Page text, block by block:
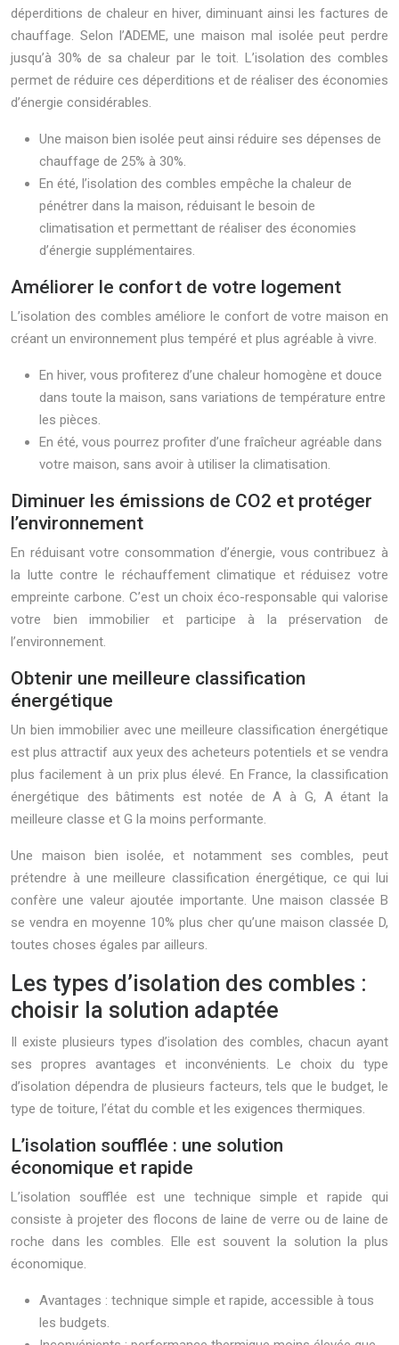
déperditions de chaleur en hiver, diminuant ainsi les factures de
chauffage. Selon l’ADEME, une maison mal isolée peut perdre
jusqu’à 30% de sa chaleur par le toit. L’isolation des combles
permet de réduire ces déperditions et de réaliser des économies
d’énergie considérables.
Une maison bien isolée peut ainsi réduire ses dépenses de
chauffage de 25% à 30%.
En été, l’isolation des combles empêche la chaleur de
pénétrer dans la maison, réduisant le besoin de
climatisation et permettant de réaliser des économies
d’énergie supplémentaires.
Améliorer le confort de votre logement
L’isolation des combles améliore le confort de votre maison en
créant un environnement plus tempéré et plus agréable à vivre.
En hiver, vous profiterez d’une chaleur homogène et douce
dans toute la maison, sans variations de température entre
les pièces.
En été, vous pourrez profiter d’une fraîcheur agréable dans
votre maison, sans avoir à utiliser la climatisation.
Diminuer les émissions de CO2 et protéger
l’environnement
En réduisant votre consommation d’énergie, vous contribuez à
la lutte contre le réchauffement climatique et réduisez votre
empreinte carbone. C’est un choix éco-responsable qui valorise
votre bien immobilier et participe à la préservation de
l’environnement.
Obtenir une meilleure classification
énergétique
Un bien immobilier avec une meilleure classification énergétique
est plus attractif aux yeux des acheteurs potentiels et se vendra
plus facilement à un prix plus élevé. En France, la classification
énergétique des bâtiments est notée de A à G, A étant la
meilleure classe et G la moins performante.
Une maison bien isolée, et notamment ses combles, peut
prétendre à une meilleure classification énergétique, ce qui lui
confère une valeur ajoutée importante. Une maison classée B
se vendra en moyenne 10% plus cher qu’une maison classée D,
toutes choses égales par ailleurs.
Les types d’isolation des combles :
choisir la solution adaptée
Il existe plusieurs types d’isolation des combles, chacun ayant
ses propres avantages et inconvénients. Le choix du type
d’isolation dépendra de plusieurs facteurs, tels que le budget, le
type de toiture, l’état du comble et les exigences thermiques.
L’isolation soufflée : une solution
économique et rapide
L’isolation soufflée est une technique simple et rapide qui
consiste à projeter des flocons de laine de verre ou de laine de
roche dans les combles. Elle est souvent la solution la plus
économique.
Avantages : technique simple et rapide, accessible à tous
les budgets.